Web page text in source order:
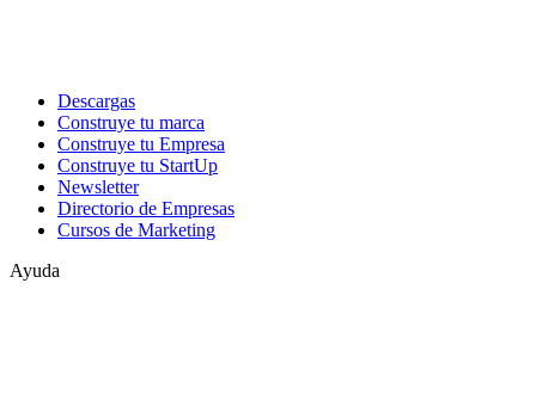
Descargas
Construye tu marca
Construye tu Empresa
Construye tu StartUp
Newsletter
Directorio de Empresas
Cursos de Marketing
Ayuda